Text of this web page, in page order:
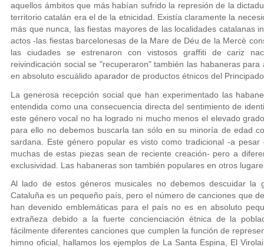
aquellos ámbitos que más habían sufrido la represión de la
territorio catalán era el de la etnicidad. Existía claramente la
más que nunca, las fiestas mayores de las localidades catalanas
actos -las fiestas barcelonesas de la Mare de Déu de la Mercè
las ciudades se estrenaron con vistosos graffiti de cariz
reivindicación social se "recuperaron" también las habaneras
en absoluto escuálido aparador de productos étnicos del
La generosa recepción social que han experimentado las
entendida como una consecuencia directa del sentimiento de
este género vocal no ha logrado ni mucho menos el elevado
para ello no debemos buscarla tan sólo en su minoría de edad
sardana. Este género popular es visto como tradicional -a
muchas de estas piezas sean de reciente creación- pero a
exclusividad. Las habaneras son también populares en otros
Al lado de estos géneros musicales no debemos descuidar la
Cataluña es un pequeño país, pero el número de canciones que
han devenido emblemáticas para el país no es en absoluto
extrañeza debido a la fuerte concienciación étnica de la
fácilmente diferentes canciones que cumplen la función de
himno oficial, hallamos los ejemplos de La Santa Espina, El